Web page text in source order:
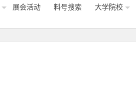
展会活动 料号搜索 大学院校